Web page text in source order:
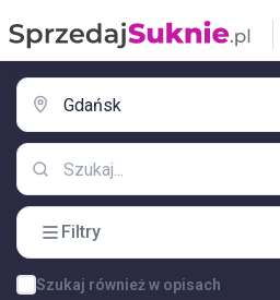
Filtry
Szukaj również w opisach